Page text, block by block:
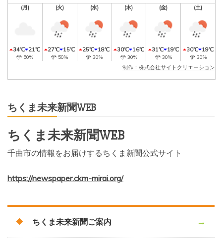
(月)
34℃ 21℃
50%
(火)
27℃ 15℃
50%
(水)
25℃ 18℃
30%
(木)
30℃ 16℃
30%
(金)
31℃ 19℃
30%
(土)
30℃ 19℃
30%
制作：株式会社サイトクリエーション
ちくま未来新聞WEB
ちくま未来新聞WEB
千曲市の情報をお届けするちくま新聞公式サイト
https://newspaper.ckm-mirai.org/
ちくま未来新聞ご案内